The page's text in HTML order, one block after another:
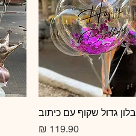
תצוגה מהירה
בלון גדול שקוף עם כיתוב
מחיר